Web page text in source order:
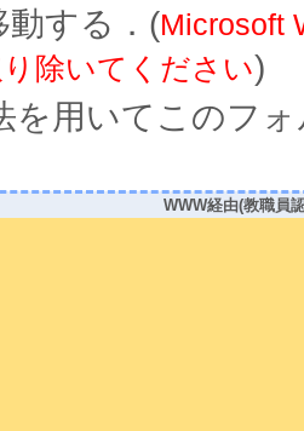
動する．(Microsoft
除いてください)
を用いてこのフ
WWW経由(教職員